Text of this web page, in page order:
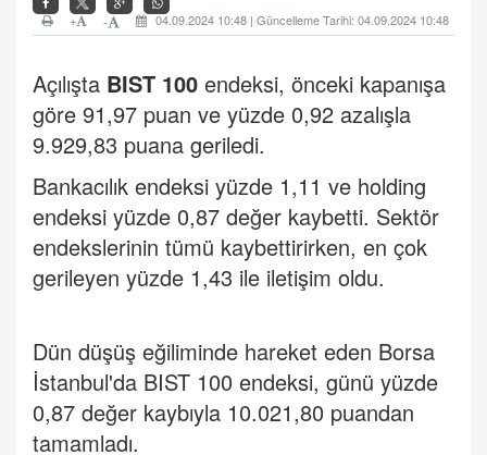
04.09.2024 10:48 | Güncelleme Tarihi: 04.09.2024 10:48
-
+
Açılışta BIST 100 endeksi, önceki kapanışa
göre 91,97 puan ve yüzde 0,92 azalışla
9.929,83 puana geriledi.
Bankacılık endeksi yüzde 1,11 ve holding
endeksi yüzde 0,87 değer kaybetti. Sektör
endekslerinin tümü kaybettirirken, en çok
gerileyen yüzde 1,43 ile iletişim oldu.
Dün düşüş eğiliminde hareket eden Borsa
İstanbul'da BIST 100 endeksi, günü yüzde
0,87 değer kaybıyla 10.021,80 puandan
tamamladı.